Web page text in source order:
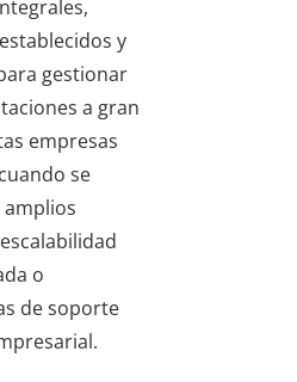
y
gestionar
a gran
empresas
se
o
de soporte